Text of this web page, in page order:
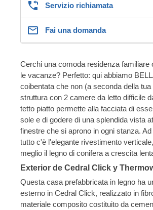
Servizio richiamata
Fai una domanda
Cerchi una comoda residenza familiare
le vacanze? Perfetto: qui abbiamo
coibentata che non (a seconda della
struttura con 2 camere da letto difficile
tetto piatto permette alla facciata di
sole e di godere di una splendida vista
finestre che si aprono in ogni stanza.
tutto c'è l'elegante rivestimento
meglio il legno di conifera a crescita
Exterior de Cedral Click y
Questa casa prefabbricata in legno ha
esterno in Cedral Click, realizzato in
materiale composito costituito da